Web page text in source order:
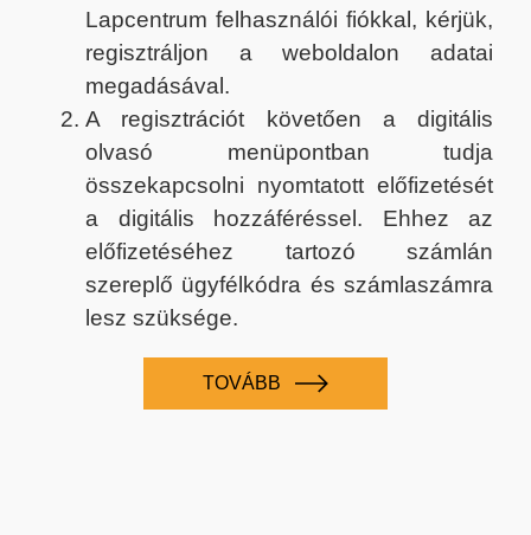
Lapcentrum felhasználói fiókkal, kérjük,
regisztráljon a weboldalon adatai
megadásával.
A regisztrációt követően a digitális
olvasó menüpontban tudja
összekapcsolni nyomtatott előfizetését
a digitális hozzáféréssel. Ehhez az
előfizetéséhez tartozó számlán
szereplő ügyfélkódra és számlaszámra
lesz szüksége.
TOVÁBB